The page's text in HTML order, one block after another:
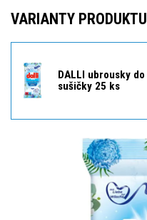
VARIANTY PRODUKTU
DALLI ubrousky do
sušičky 25 ks